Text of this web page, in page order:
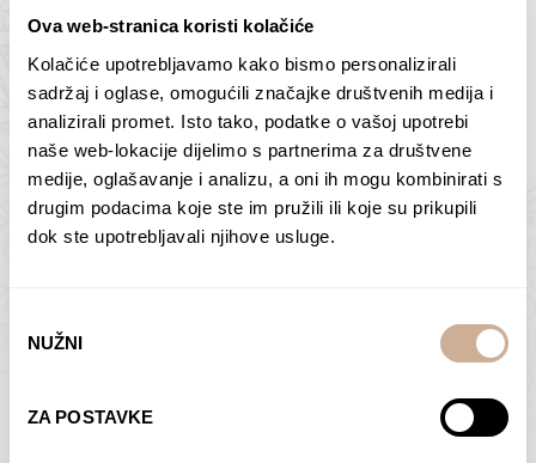
Ova web-stranica koristi kolačiće
Kolačiće upotrebljavamo kako bismo personalizirali
sadržaj i oglase, omogućili značajke društvenih medija i
analizirali promet. Isto tako, podatke o vašoj upotrebi
naše web-lokacije dijelimo s partnerima za društvene
medije, oglašavanje i analizu, a oni ih mogu kombinirati s
drugim podacima koje ste im pružili ili koje su prikupili
dok ste upotrebljavali njihove usluge.
pristanka
NUŽNI
ZA POSTAVKE
Butan – ljudi 2
75,00€ – 138,00€Raspon
cijena:
od
75,00 €
138,00 €
ODABERI OPCIJE
Antarktika – krajolik
2
75,00€ – 138,00€Raspon
cijena:
od
ODABERI OPCIJE
Dolac Moreškanti – sjena
€Raspon